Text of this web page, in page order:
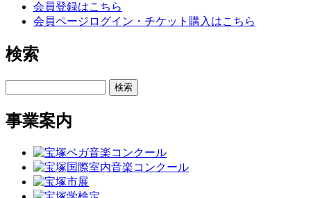
会員登録はこちら
会員ページログイン・チケット購入はこちら
検索
検索
事業案内